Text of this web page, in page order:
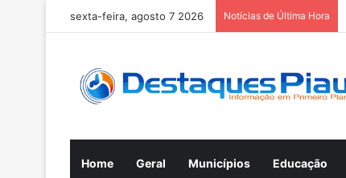
sexta-feira, agosto 7 2026 Notícias de Última Hora
Home Geral Municípios Educação